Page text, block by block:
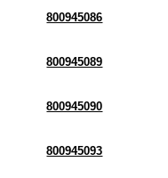
800945086
800945089
800945090
800945093